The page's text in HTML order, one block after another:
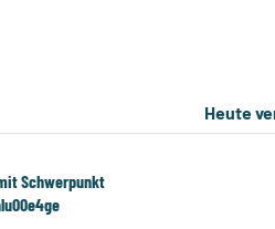
Heute
Schwerpunkt